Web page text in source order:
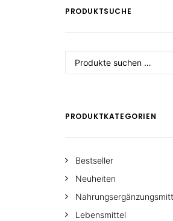
PRODUKTSUCHE
Suchen
PRODUKTKATEGORIEN
Bestseller
Neuheiten
Lebensmittel